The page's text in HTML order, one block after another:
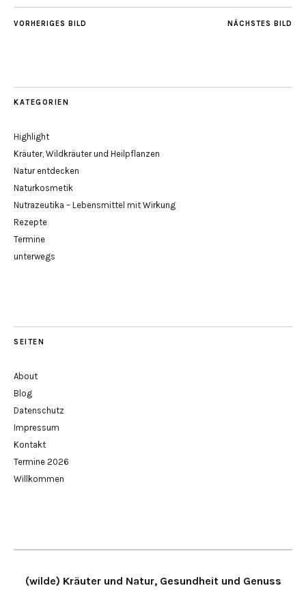
NÄCHSTES BILD
VORHERIGES BILD
KATEGORIEN
Highlight
Kräuter, Wildkräuter und Heilpflanzen
Natur entdecken
Naturkosmetik
Nutrazeutika – Lebensmittel mit Wirkung
Rezepte
Termine
unterwegs
SEITEN
About
Blog
Datenschutz
Impressum
Kontakt
Termine 2026
Willkommen
(wilde) Kräuter und Natur, Gesundheit und Genuss